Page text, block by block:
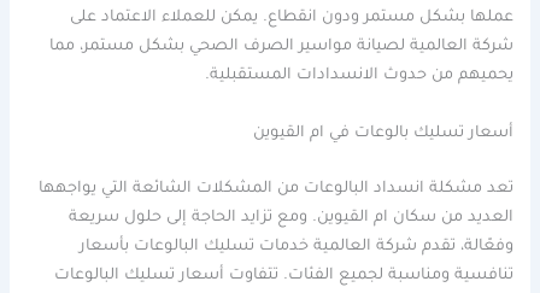
عملها بشكل مستمر ودون انقطاع. يمكن للعملاء الاعتماد على
شركة العالمية لصيانة مواسير الصرف الصحي بشكل مستمر، مما
يحميهم من حدوث الانسدادات المستقبلية.
أسعار تسليك بالوعات في ام القيوين
تعد مشكلة انسداد البالوعات من المشكلات الشائعة التي يواجهها
العديد من سكان ام القيوين. ومع تزايد الحاجة إلى حلول سريعة
وفعّالة، تقدم شركة العالمية خدمات تسليك البالوعات بأسعار
تنافسية ومناسبة لجميع الفئات. تتفاوت أسعار تسليك البالوعات